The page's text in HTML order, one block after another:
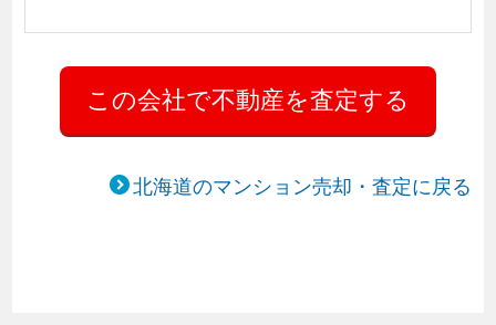
北海道のマンション売却・査定に戻る